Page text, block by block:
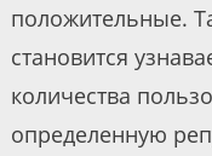
положительные.
становится
количества
определенную